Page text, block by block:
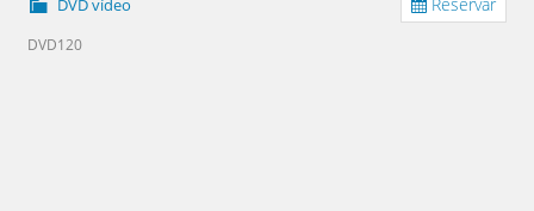
DVD vídeo
DVD120